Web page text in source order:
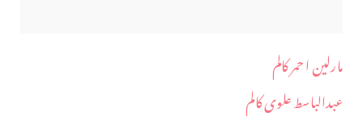
مارلین ا حمر کالم
عبدالباسط علوی کالم